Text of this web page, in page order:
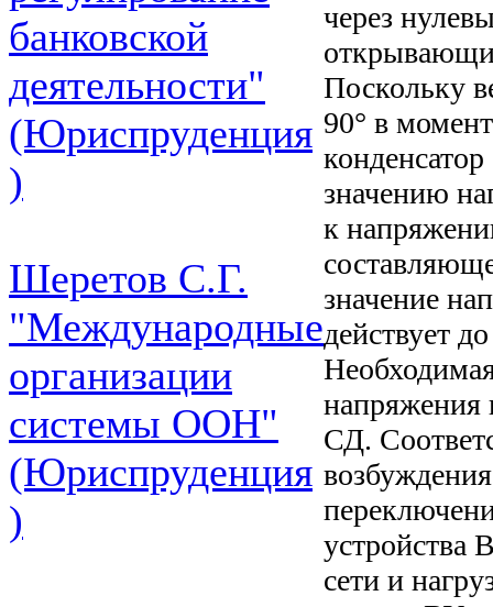
банковской
деятельности"
(Юриспруденция
)
Шеретов С.Г.
"Международные
организации
системы ООН"
(Юриспруденция
)
через
Поскольку
90° в
значению
к
значение
действует
напряжения
СД.
устройства
сети и